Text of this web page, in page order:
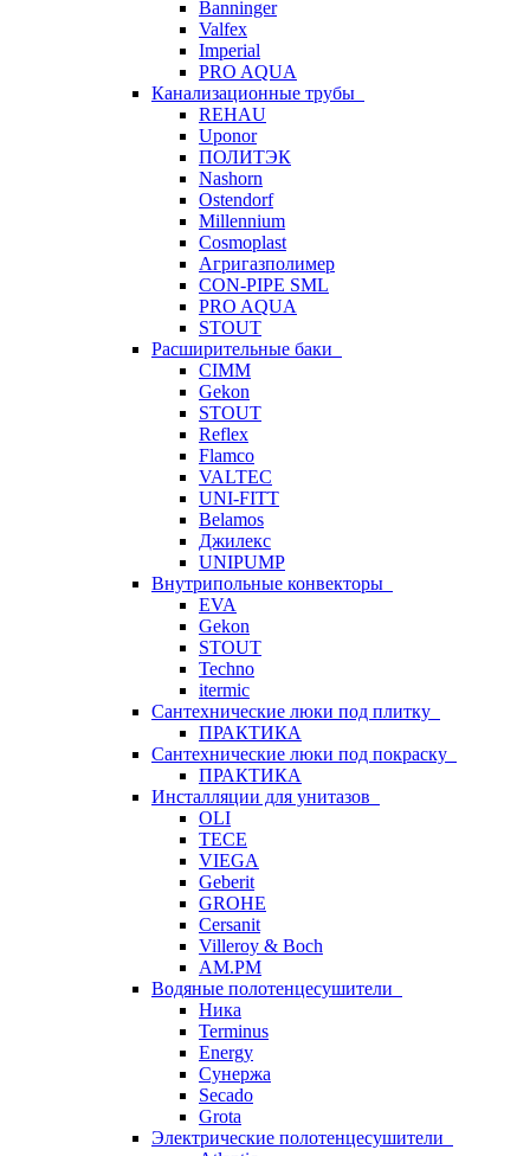
Banninger
Valfex
Imperial
PRO AQUA
Канализационные трубы
REHAU
Uponor
ПОЛИТЭК
Nashorn
Ostendorf
Millennium
Cosmoplast
Агригазполимер
CON-PIPE SML
PRO AQUA
STOUT
Расширительные баки
CIMM
Gekon
STOUT
Reflex
Flamco
VALTEC
UNI-FITT
Belamos
Джилекс
UNIPUMP
Внутрипольные конвекторы
EVA
Gekon
STOUT
Techno
itermic
Сантехнические люки под плитку
ПРАКТИКА
Сантехнические люки под покраску
ПРАКТИКА
Инсталляции для унитазов
OLI
TECE
VIEGA
Geberit
GROHE
Cersanit
Villeroy & Boch
AM.PM
Водяные полотенцесушители
Ника
Terminus
Energy
Сунержа
Secado
Grota
Электрические полотенцесушители